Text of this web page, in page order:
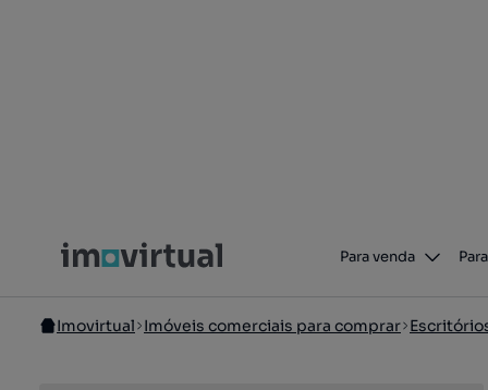
Para venda
Imovirtual Imóveis comerciais para comprar